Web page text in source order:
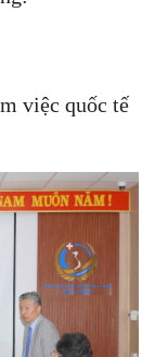
việc quốc tế